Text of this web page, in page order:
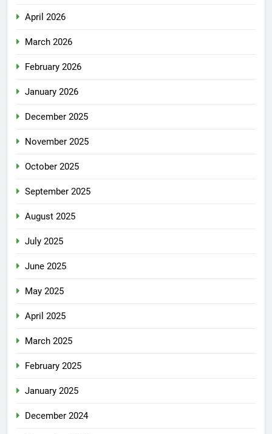
April 2026
March 2026
February 2026
January 2026
December 2025
November 2025
October 2025
September 2025
August 2025
July 2025
June 2025
May 2025
April 2025
March 2025
February 2025
January 2025
December 2024